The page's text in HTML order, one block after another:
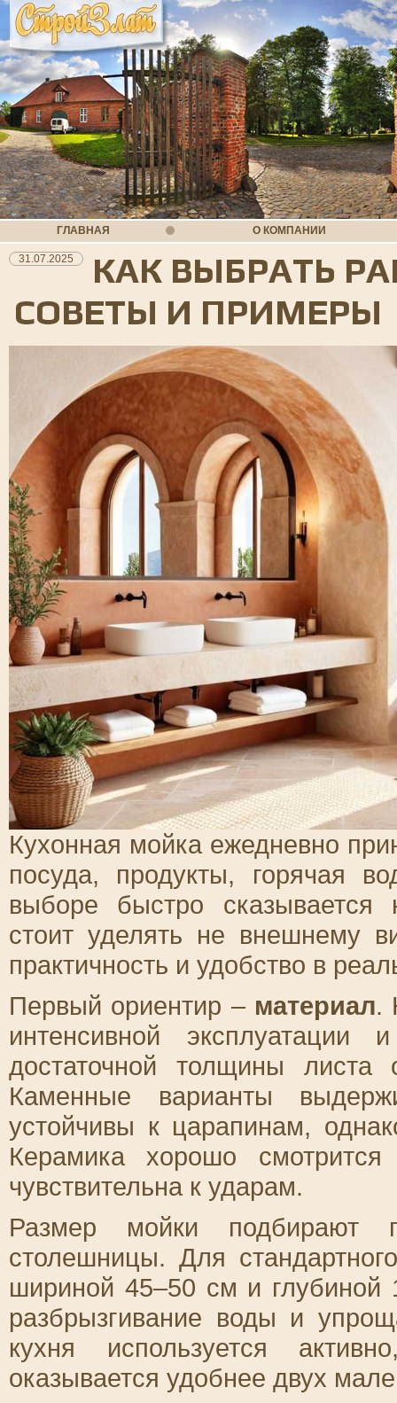
ГЛАВНАЯ О КОМПАНИИ
31.07.2025
КАК ВЫБРАТЬ
СОВЕТЫ И ПРИМЕРЫ
Кухонная мойка ежедневно
посуда, продукты, горячая
выборе быстро
стоит уделять не внешнему
практичность и удобство в
Первый ориентир – материал.
интенсивной
достаточной толщины
Каменные варианты
устойчивы к царапинам,
Керамика хорошо
чувствительна к ударам.
Размер мойки
столешницы. Для
шириной 45–50 см и
разбрызгивание воды и
кухня используется
оказывается удобнее двух